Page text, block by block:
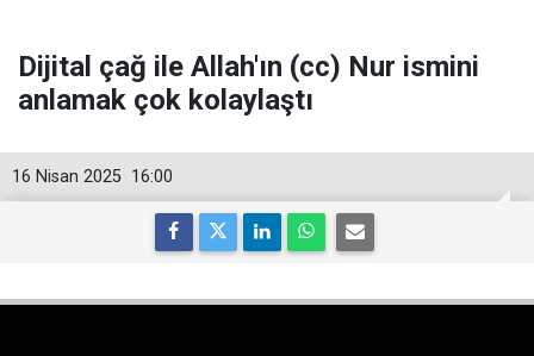
Dijital çağ ile Allah'ın (cc) Nur ismini
anlamak çok kolaylaştı
16:00
16 Nisan 2025